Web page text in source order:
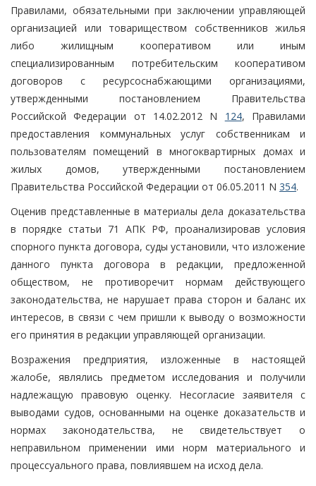
Правилами, обязательными при заключении управляющей
организацией или товариществом собственников жилья
либо жилищным кооперативом или иным
специализированным потребительским кооперативом
договоров с ресурсоснабжающими организациями,
утвержденными постановлением Правительства
Российской Федерации от 14.02.2012 N 124, Правилами
предоставления коммунальных услуг собственникам и
пользователям помещений в многоквартирных домах и
жилых домов, утвержденными постановлением
Правительства Российской Федерации от 06.05.2011 N 354.
Оценив представленные в материалы дела доказательства
в порядке статьи 71 АПК РФ, проанализировав условия
спорного пункта договора, суды установили, что изложение
данного пункта договора в редакции, предложенной
обществом, не противоречит нормам действующего
законодательства, не нарушает права сторон и баланс их
интересов, в связи с чем пришли к выводу о возможности
его принятия в редакции управляющей организации.
Возражения предприятия, изложенные в настоящей
жалобе, являлись предметом исследования и получили
надлежащую правовую оценку. Несогласие заявителя с
выводами судов, основанными на оценке доказательств и
нормах законодательства, не свидетельствует о
неправильном применении ими норм материального и
процессуального права, повлиявшем на исход дела.